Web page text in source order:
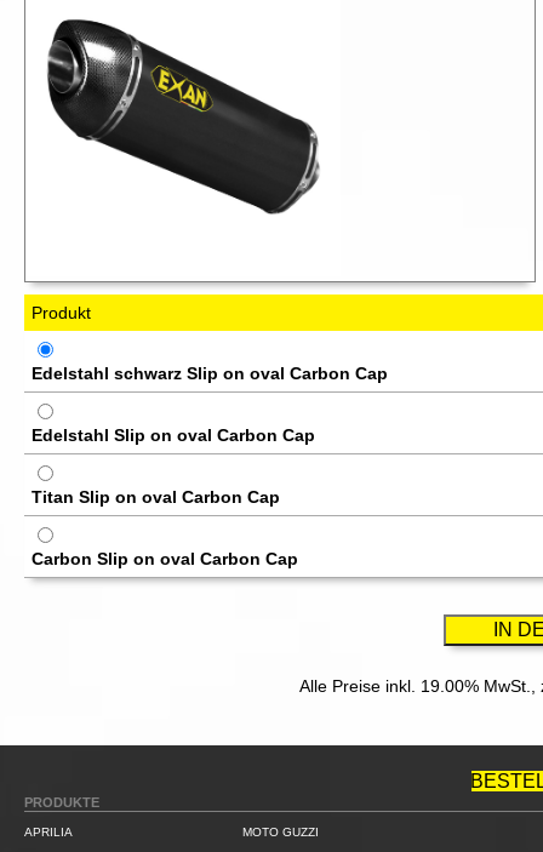
Produkt
Edelstahl schwarz Slip on oval Carbon Cap
Edelstahl Slip on oval Carbon Cap
Titan Slip on oval Carbon Cap
Carbon Slip on oval Carbon Cap
Alle Preise inkl. 19.00% MwSt.,
PRODUKTE
APRILIA MOTO GUZZI